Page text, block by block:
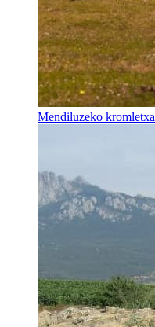
Mendiluzeko kromletxa